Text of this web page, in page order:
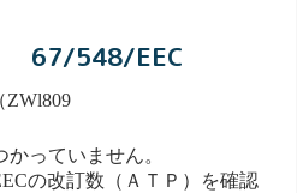
67/548/EEC
ZWl809
っていません。
の改訂数（ＡＴＰ）を確認